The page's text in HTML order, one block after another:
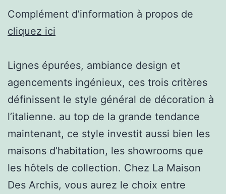
Complément d’information à propos de
cliquez ici
Lignes épurées, ambiance design et
agencements ingénieux, ces trois critères
définissent le style général de décoration à
l’italienne. au top de la grande tendance
maintenant, ce style investit aussi bien les
maisons d’habitation, les showrooms que
les hôtels de collection. Chez La Maison
Des Archis, vous aurez le choix entre